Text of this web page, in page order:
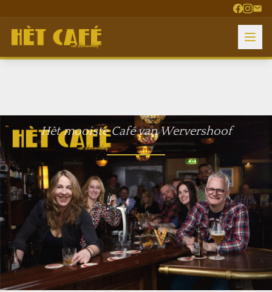
Hèt mooiste Café van Wervershoof
Dorpsstraat 76, Wervershoof
0228 - 852 941
Do 19:00 | Vr-Za 16:00 | Zo 16:00